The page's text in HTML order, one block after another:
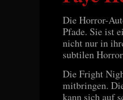
Die Horror-
Pfade. Sie ist
nicht nur in
subtilen
Die Fright
mitbringen.
kann sich auf